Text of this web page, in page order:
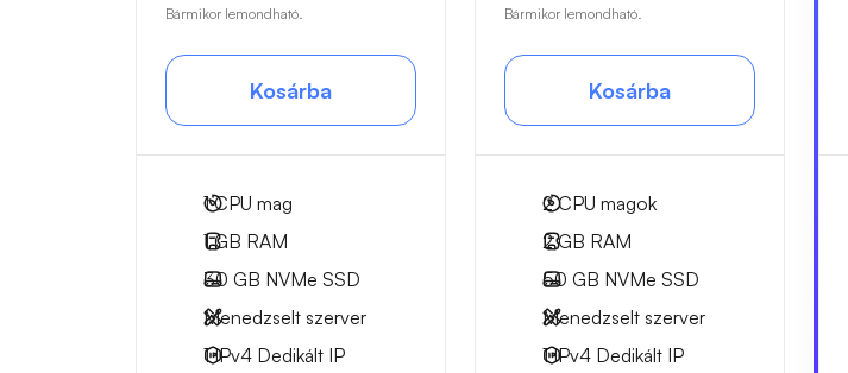
Bármikor lemondható.
Kosárba
1CPU mag
1 GB RAM
30 GB NVMe SSD
Menedzselt szerver
1 IPv4 Dedikált IP
Bármikor lemondható.
Kosárba
2CPU magok
2 GB RAM
50 GB NVMe SSD
Menedzselt szerver
1 IPv4 Dedikált IP